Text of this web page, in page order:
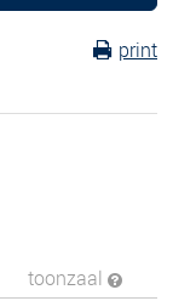
print
toonzaal